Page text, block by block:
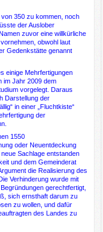
350 zu kommen, noch
der Auslober
zuvor eine willkürliche
obwohl laut
Gedenkstätte genannt
einige Mehrfertigungen
im Jahr 2009 dem
vorgelegt. Daraus
Darstellung der
in einer „Fluchtkiste“
der
1550
oder Neuentdeckung
Sachlage entstanden
und dem Gemeinderat
die Realisierung des
Verhinderung wurde mit
gerechtfertigt,
sich ernsthaft darum zu
zu wollen, und dafür
des Landes zu